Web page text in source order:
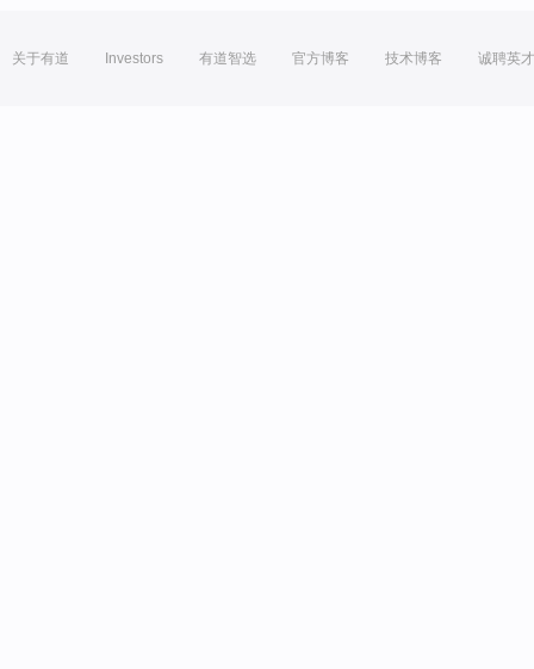
关于有道 Investors 有道智选 官方博客 技术博客 诚聘英才